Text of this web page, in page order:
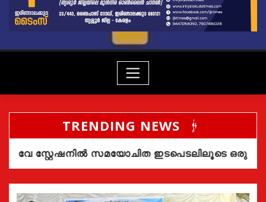
TRENDING NEWS
സമയോചിത ഇടപെടലിലൂടെ ഒരു ജീവൻ രക്ഷിച്ച